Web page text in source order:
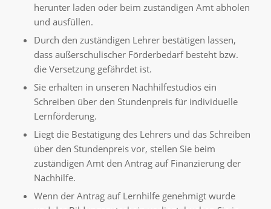
herunter laden oder beim zuständigen Amt abholen
und ausfüllen.
Durch den zuständigen Lehrer bestätigen lassen,
dass außerschulischer Förderbedarf besteht bzw.
die Versetzung gefährdet ist.
Sie erhalten in unseren Nachhilfestudios ein
Schreiben über den Stundenpreis für individuelle
Lernförderung.
Liegt die Bestätigung des Lehrers und das Schreiben
über den Stundenpreis vor, stellen Sie beim
zuständigen Amt den Antrag auf Finanzierung der
Nachhilfe.
Wenn der Antrag auf Lernhilfe genehmigt wurde